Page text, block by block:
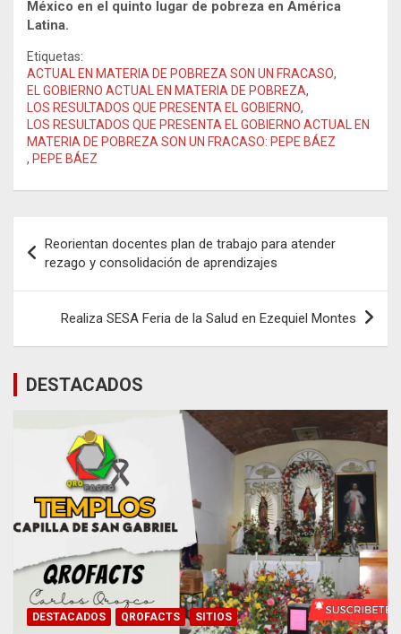
México en el quinto lugar de pobreza en América
Latina.
Etiquetas:
ACTUAL EN MATERIA DE POBREZA SON UN FRACASO,
EL GOBIERNO ACTUAL EN MATERIA DE POBREZA,
LOS RESULTADOS QUE PRESENTA EL GOBIERNO,
LOS RESULTADOS QUE PRESENTA EL GOBIERNO ACTUAL EN
MATERIA DE POBREZA SON UN FRACASO: PEPE BÁEZ
, PEPE BÁEZ
de
entradas
Reorientan docentes plan de trabajo para atender
rezago y consolidación de aprendizajes
Realiza SESA Feria de la Salud en Ezequiel Montes
DESTACADOS
DESTACADOS QROFACTS SITIOS